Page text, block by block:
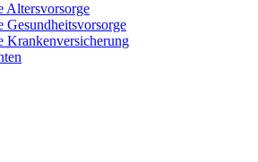
Altersvorsorge
Gesundheitsvorsorge
Krankenversicherung